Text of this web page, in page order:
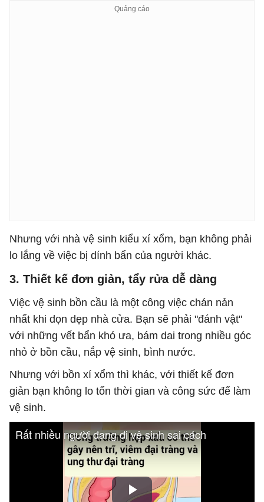
Nhưng với nhà vệ sinh kiểu xí xổm, bạn không phải
lo lắng về việc bị dính bẩn của người khác.
3. Thiết kế đơn giản, tẩy rửa dễ dàng
Việc vệ sinh bồn cầu là một công việc chán nản
nhất khi dọn dẹp nhà cửa. Bạn sẽ phải "đánh vật"
với những vết bẩn khó ưa, bám dai trong nhiều góc
nhỏ ở bồn cầu, nắp vệ sinh, bình nước.
Nhưng với bồn xí xổm thì khác, với thiết kế đơn
giản bạn không lo tốn thời gian và công sức để làm
vệ sinh.